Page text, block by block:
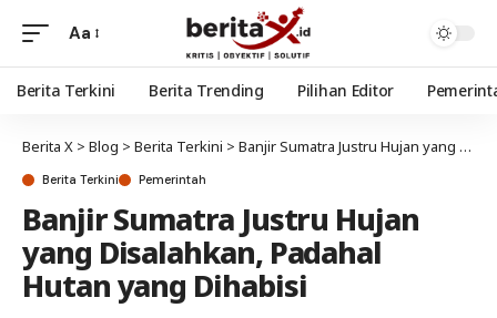
Aa
Berita Terkini Berita Trending Pilihan Editor
Berita X > Blog > Berita Terkini > Banjir Sumatra Justru Hujan yang Disalahkan, Padahal Hutan yang Dihabisi
Berita Terkini Pemerintah
Banjir Sumatra Justru Hujan
yang Disalahkan, Padahal
Hutan yang Dihabisi